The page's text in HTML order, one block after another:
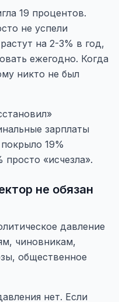
19 процентов.
не успели
на 2-3% в год,
ежегодно. Когда
никто не был
зарплаты
19%
«исчезла».
не обязан
давление
чиновникам,
общественное
нет. Если